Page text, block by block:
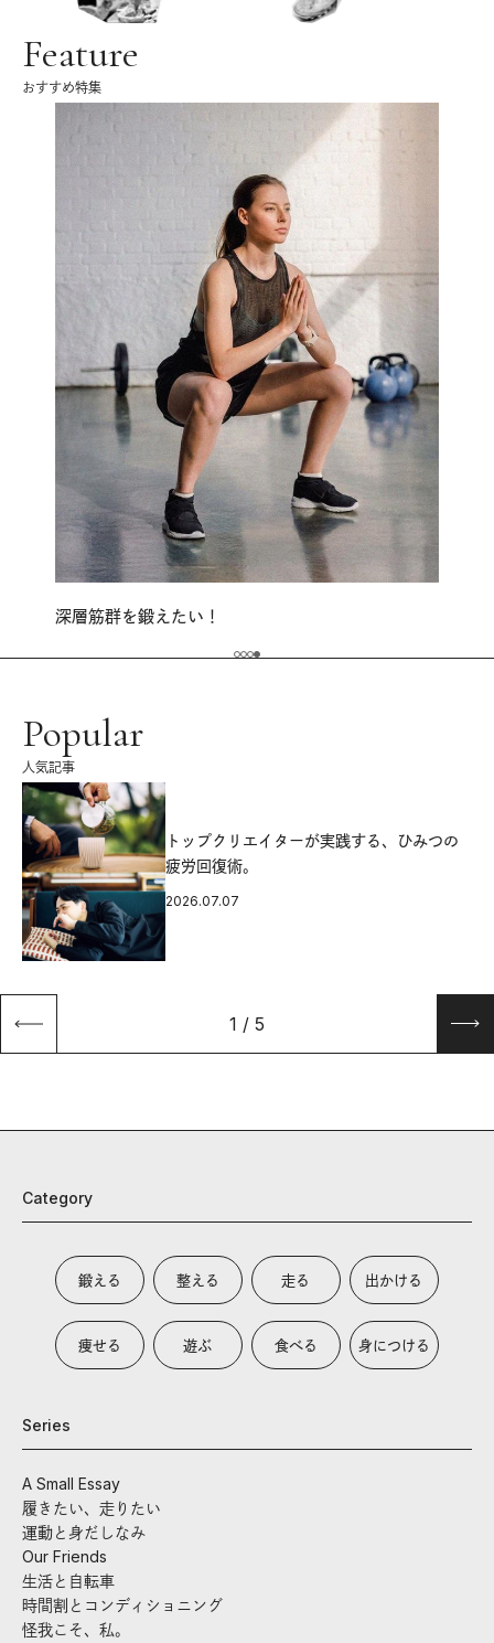
Feature
おすすめ特集
深層筋群を鍛えたい！
Popular
人気記事
トップクリエイターが実践する、ひみつの
疲労回復術。
2026.07.07
1 / 5
Category
鍛える 整える 走る 出かける
痩せる 遊ぶ 食べる 身につける
Series
A Small Essay
履きたい、走りたい
運動と身だしなみ
Our Friends
生活と自転車
時間割とコンディショニング
怪我こそ、私。